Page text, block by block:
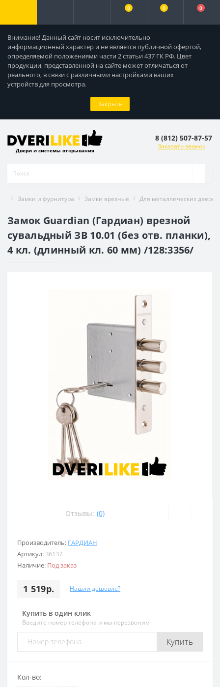
Внимание! Данный сайт носит исключительно
информационный характер и не является публичной офертой,
определяемой положениями части 2 статьи 437 ГК РФ. Цвет
продукции, представленной на сайте может отличаться от
реального, в связи с различными настройками ваших
устройств для просмотра.
Закрыть
0 0 0
Двери и системы открывания
8 (812) 507-87-57
Заказать звонок
Замки и фурнитура Замки врезные Для металлических дверей
Замок Guardian (Гардиан) врезной
сувальдный ЗВ 10.01 (без отв. планки),
4 кл. (длинный кл. 60 мм) /128:3356/
Отзывы: (0)
Производитель: ГАРДИАН
Артикул: 36137
Наличие: Под заказ
1 519р. Нашли дешевле?
Купить в один клик
Введите номер телефона и мы перезвоним
Купить
Кол-во: